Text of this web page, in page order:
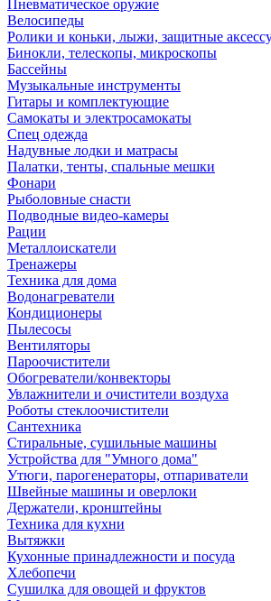
Пневматическое оружие
Велосипеды
Ролики и коньки, лыжи, защитные
Бинокли, телескопы, микроскопы
Бассейны
Музыкальные инструменты
Гитары и комплектующие
Самокаты и электросамокаты
Спец одежда
Надувные лодки и матрасы
Палатки, тенты, спальные мешки
Фонари
Рыболовные снасти
Подводные видео-камеры
Рации
Металлоискатели
Тренажеры
Техника для дома
Водонагреватели
Кондиционеры
Пылесосы
Вентиляторы
Пароочистители
Обогреватели/конвекторы
Увлажнители и очистители воздуха
Роботы стеклоочистители
Сантехника
Стиральные, сушильные машины
Устройства для "Умного дома"
Утюги, парогенераторы, отпариватели
Швейные машины и оверлоки
Держатели, кронштейны
Техника для кухни
Вытяжки
Кухонные принадлежности и посуда
Хлебопечи
Сушилка для овощей и фруктов